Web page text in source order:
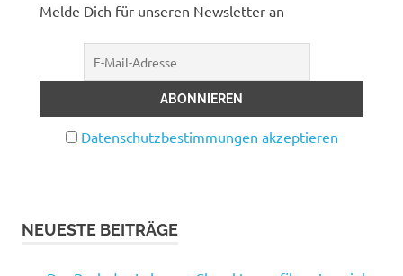
Melde Dich für unseren Newsletter an
Datenschutzbestimmungen akzeptieren
NEUESTE BEITRÄGE